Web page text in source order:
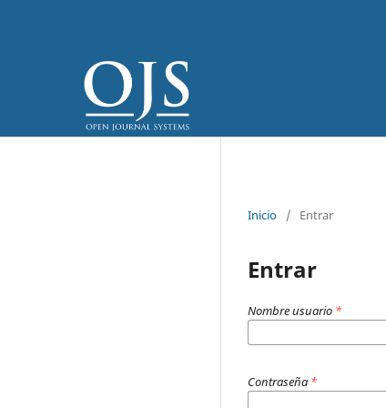
Inicio / Entrar
Entrar
Nombre usuario *
Contraseña *